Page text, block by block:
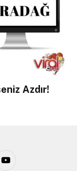
Azdır!
YouTube